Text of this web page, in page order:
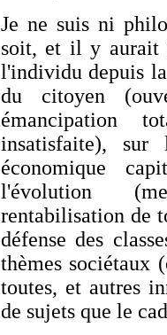
Je ne suis ni
soit, et il y aurait
l'individu depuis
du citoyen
émancipation
insatisfaite), sur
économique
l'évolution
rentabilisation de
défense des
thèmes sociétaux
toutes, et autres
de sujets que le